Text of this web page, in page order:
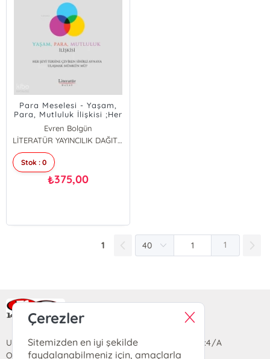
Para Meselesi - Yaşam,
Para, Mutluluk İlişkisi ;Her
Şeyi Tersine Çeviren Sihirli
Aynaya Ulaşmak Mümkün
mü?
Evren Bolgün
Sinan Alçın
LİTERATÜR YAYINCILIK DAĞITIM
Stok : 0
₺375,00
1 1
Ra Yayın Kitabevi
Uzun Sokak Saray Çarşısı Lara Sineması Girişi No:4/A
Ortahisar/TRABZON
Çerezler
Sitemizden en iyi şekilde
faydalanabilmeniz için, amaçlarla